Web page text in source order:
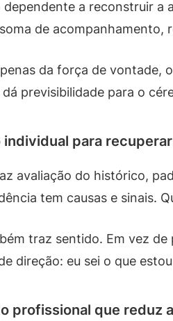
dependente a reconstruir
de acompanhamento,
da força de vontade,
previsibilidade para o
individual para
avaliação do histórico,
tem causas e sinais.
traz sentido. Em vez
direção: eu sei o que
profissional que reduz